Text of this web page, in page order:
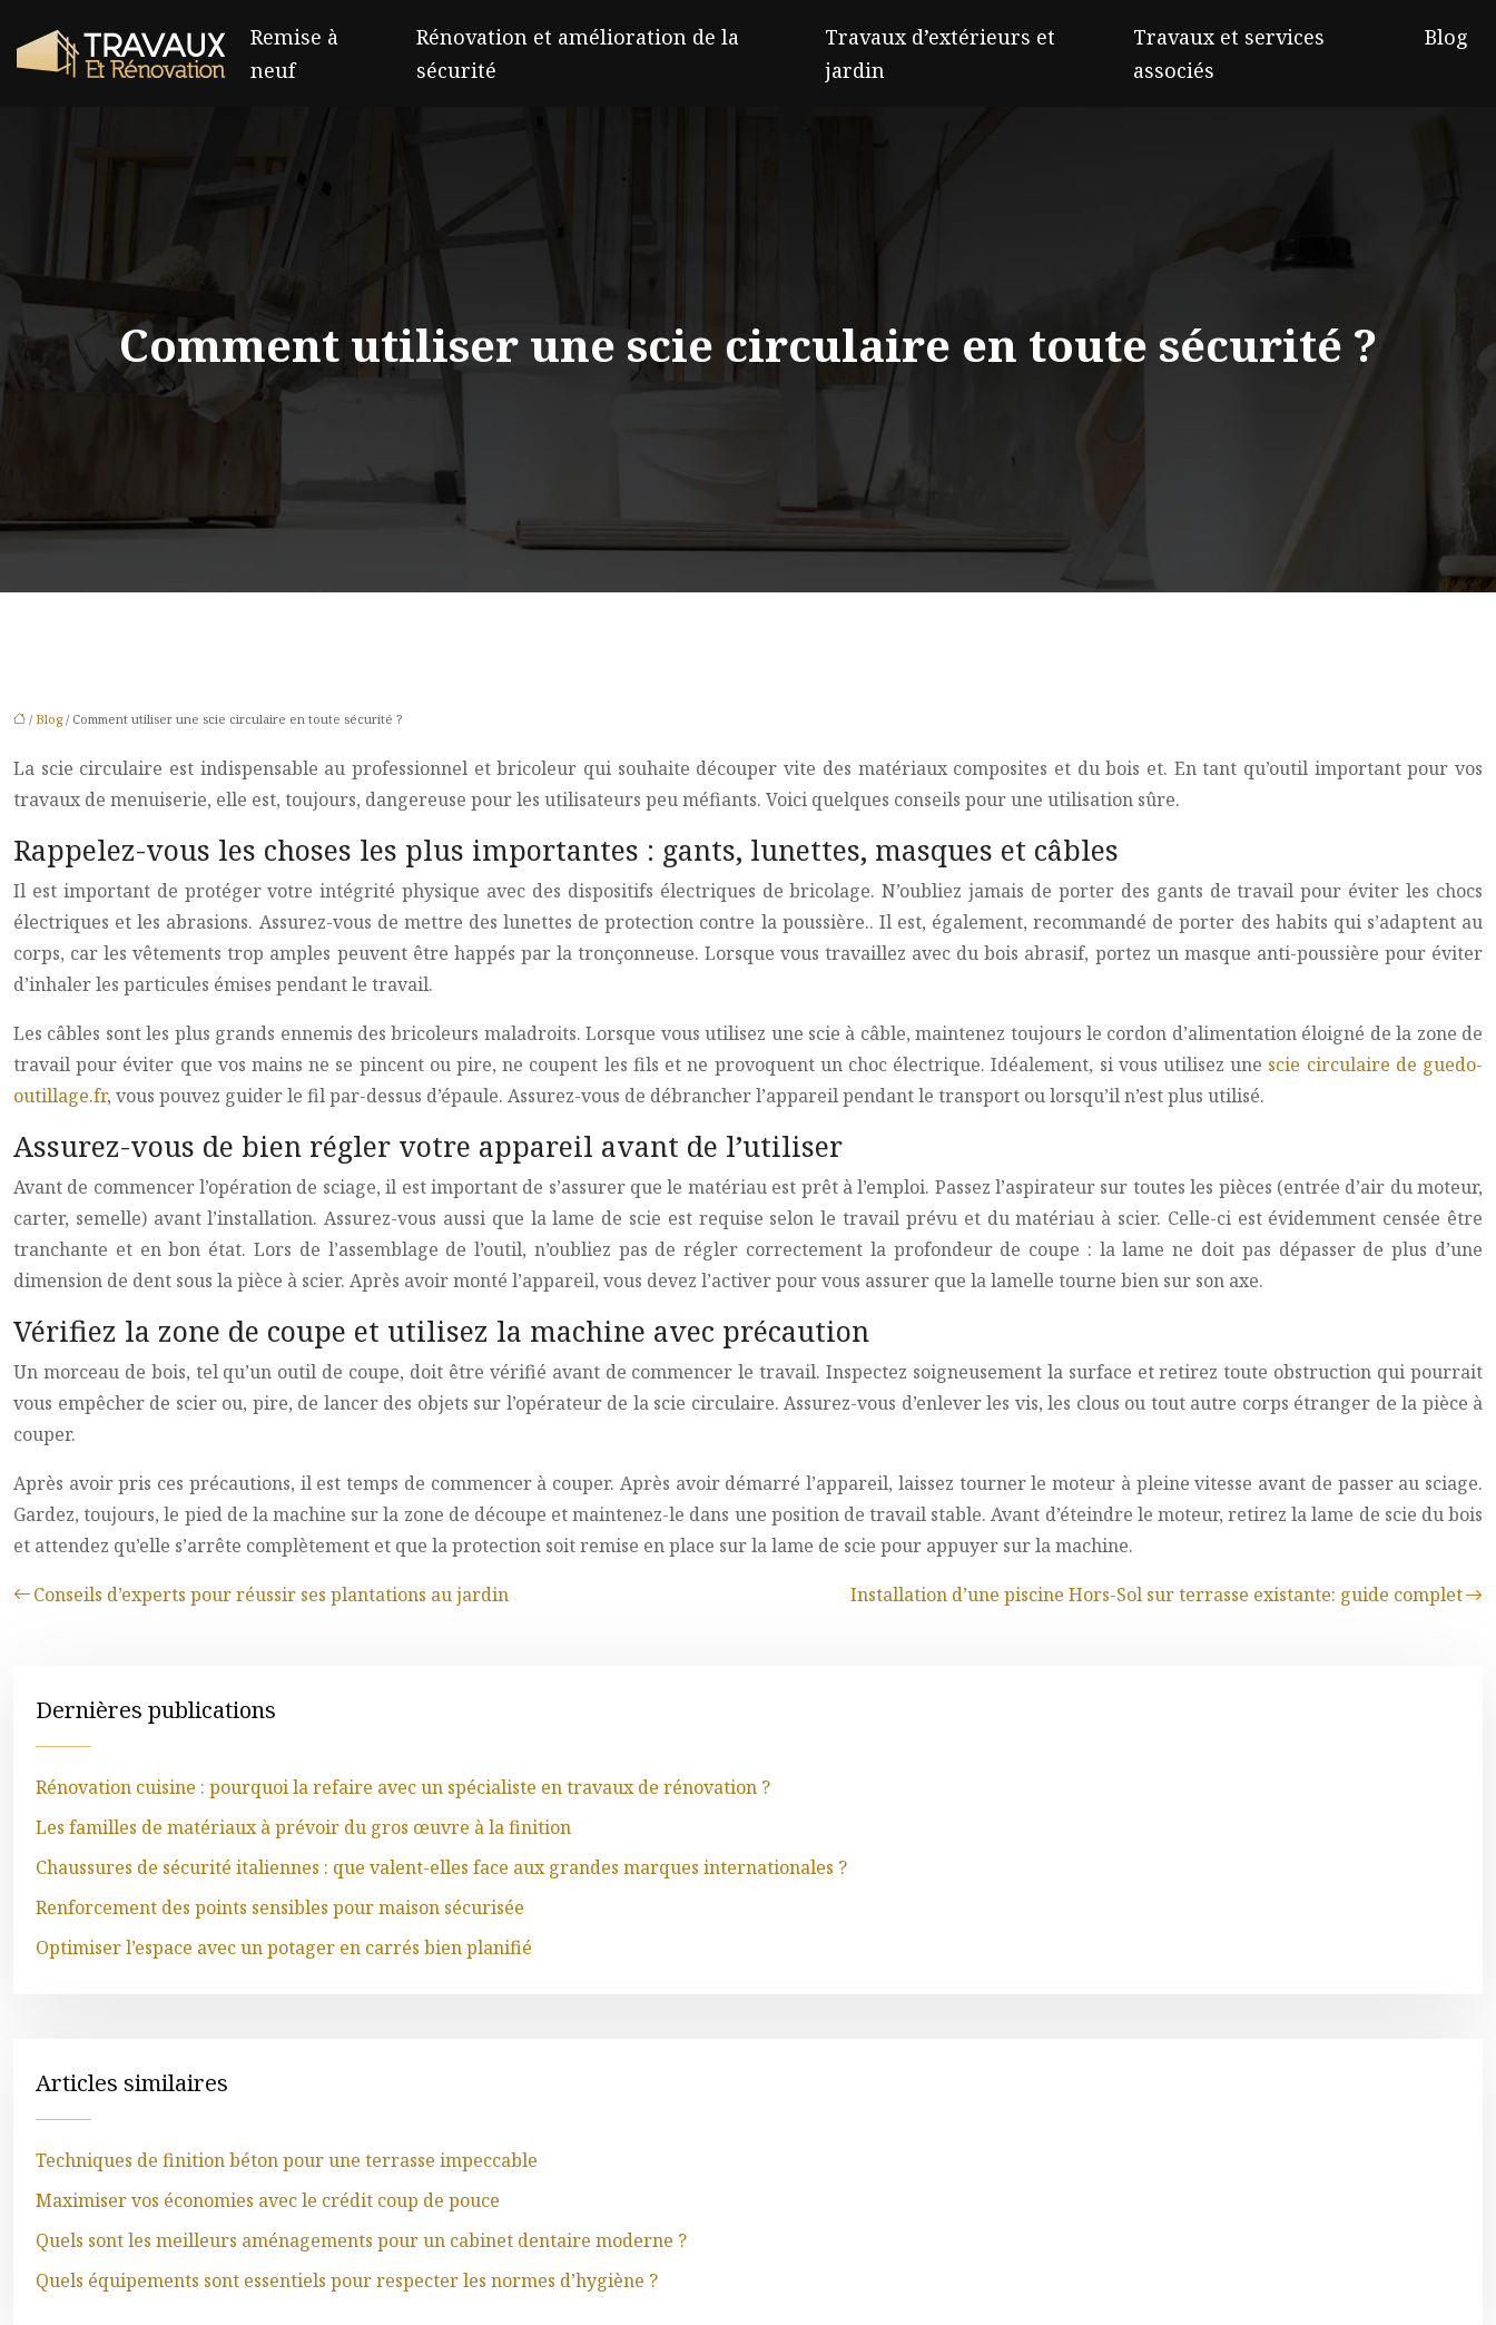
Remise à
neuf
Rénovation et amélioration de la
sécurité
Travaux d’extérieurs et
jardin
Travaux et services
associés
Blog
Comment utiliser une scie circulaire en toute sécurité ?
/ Blog/ Comment utiliser une scie circulaire en toute sécurité ?
La scie circulaire est indispensable au professionnel et bricoleur qui souhaite découper vite des matériaux composites et du bois et. En tant qu’outil important pour vos
travaux de menuiserie, elle est, toujours, dangereuse pour les utilisateurs peu méfiants. Voici quelques conseils pour une utilisation sûre.
Rappelez-vous les choses les plus importantes : gants, lunettes, masques et câbles
Il est important de protéger votre intégrité physique avec des dispositifs électriques de bricolage. N’oubliez jamais de porter des gants de travail pour éviter les chocs
électriques et les abrasions. Assurez-vous de mettre des lunettes de protection contre la poussière.. Il est, également, recommandé de porter des habits qui s’adaptent au
corps, car les vêtements trop amples peuvent être happés par la tronçonneuse. Lorsque vous travaillez avec du bois abrasif, portez un masque anti-poussière pour éviter
d’inhaler les particules émises pendant le travail.
Les câbles sont les plus grands ennemis des bricoleurs maladroits. Lorsque vous utilisez une scie à câble, maintenez toujours le cordon d’alimentation éloigné de la zone de
travail pour éviter que vos mains ne se pincent ou pire, ne coupent les fils et ne provoquent un choc électrique. Idéalement, si vous utilisez une scie circulaire de guedo-
outillage.fr, vous pouvez guider le fil par-dessus d’épaule. Assurez-vous de débrancher l’appareil pendant le transport ou lorsqu’il n’est plus utilisé.
Assurez-vous de bien régler votre appareil avant de l’utiliser
Avant de commencer l’opération de sciage, il est important de s’assurer que le matériau est prêt à l’emploi. Passez l’aspirateur sur toutes les pièces (entrée d’air du moteur,
carter, semelle) avant l’installation. Assurez-vous aussi que la lame de scie est requise selon le travail prévu et du matériau à scier. Celle-ci est évidemment censée être
tranchante et en bon état. Lors de l’assemblage de l’outil, n’oubliez pas de régler correctement la profondeur de coupe : la lame ne doit pas dépasser de plus d’une
dimension de dent sous la pièce à scier. Après avoir monté l’appareil, vous devez l’activer pour vous assurer que la lamelle tourne bien sur son axe.
Vérifiez la zone de coupe et utilisez la machine avec précaution
Un morceau de bois, tel qu’un outil de coupe, doit être vérifié avant de commencer le travail. Inspectez soigneusement la surface et retirez toute obstruction qui pourrait
vous empêcher de scier ou, pire, de lancer des objets sur l’opérateur de la scie circulaire. Assurez-vous d’enlever les vis, les clous ou tout autre corps étranger de la pièce à
couper.
Après avoir pris ces précautions, il est temps de commencer à couper. Après avoir démarré l’appareil, laissez tourner le moteur à pleine vitesse avant de passer au sciage.
Gardez, toujours, le pied de la machine sur la zone de découpe et maintenez-le dans une position de travail stable. Avant d’éteindre le moteur, retirez la lame de scie du bois
et attendez qu’elle s’arrête complètement et que la protection soit remise en place sur la lame de scie pour appuyer sur la machine.
Conseils d’experts pour réussir ses plantations au jardin
Installation d’une piscine Hors-Sol sur terrasse existante: guide complet
Dernières publications
Rénovation cuisine : pourquoi la refaire avec un spécialiste en travaux de rénovation ?
Les familles de matériaux à prévoir du gros œuvre à la finition
Chaussures de sécurité italiennes : que valent-elles face aux grandes marques internationales ?
Renforcement des points sensibles pour maison sécurisée
Optimiser l’espace avec un potager en carrés bien planifié
Articles similaires
Techniques de finition béton pour une terrasse impeccable
Maximiser vos économies avec le crédit coup de pouce
Quels sont les meilleurs aménagements pour un cabinet dentaire moderne ?
Quels équipements sont essentiels pour respecter les normes d’hygiène ?